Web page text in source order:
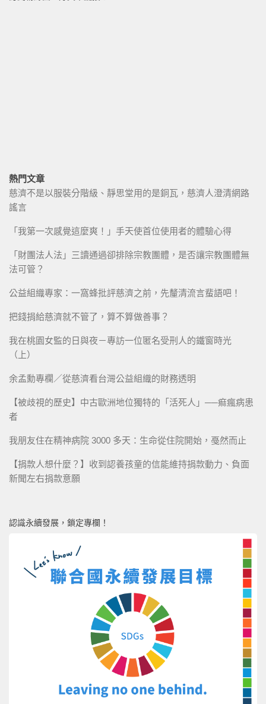
熱門文章
慈濟不是以服裝分階級、靜思堂用的是銅瓦，慈濟人澄清網路
謠言
「我第一次感覺這麼爽！」手天使首位使用者的體驗心得
「財團法人法」三讀通過卻排除宗教團體，是否讓宗教團體無
法可管？
公益組織專家：一窩蜂批評慈濟之前，先釐清流言蜚語吧！
把錢捐給慈濟就不管了，算不算做善事？
我在桃園女監的日與夜－專訪一位匿名受刑人的鐵窗時光
（上）
余孟勳專欄／從慈濟看台灣公益組織的財務透明
【被歧視的歷史】中古歐洲地位獨特的「活死人」──痲瘋病患
者
我朋友住在精神病院 3000 多天：生命從住院開始，戞然而止
【捐款人想什麼？】收到認養孩童的信能維持捐款動力、負面
新聞左右捐款意願
認識永續發展，鎖定專欄！